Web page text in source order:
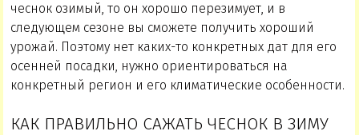
чеснок озимый, то он хорошо перезимует, и в
следующем сезоне вы сможете получить хороший
урожай. Поэтому нет каких-то конкретных дат для его
осенней посадки, нужно ориентироваться на
конкретный регион и его климатические особенности.
КАК ПРАВИЛЬНО САЖАТЬ ЧЕСНОК В ЗИМУ